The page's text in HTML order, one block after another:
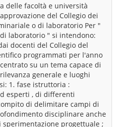
delle facoltà e università
del Collegio dei
o di laboratorio Per "
laboratorio " si intendono:
docenti del Collegio del
programmati per l'anno
su un tema capace di
generale e luoghi
1. fase istruttoria :
esperti , di differenti
di delimitare campi di
disciplinare anche
sperimentazione progettuale ;